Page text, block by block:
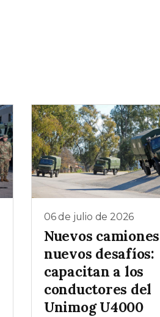
06 de julio de 2026
Nuevos
nuevos desafíos:
capacitan a los
conductores del
Unimog U4000